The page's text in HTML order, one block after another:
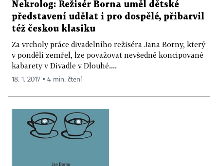
Nekrolog: Režisér Borna uměl dětské
představení udělat i pro dospělé, přibarvil
též českou klasiku
Za vrcholy práce divadelního režiséra Jana Borny, který
v pondělí zemřel, lze považovat nevšedně koncipované
kabarety v Divadle v Dlouhé....
18. 1. 2017 ▪ 4 min. čtení